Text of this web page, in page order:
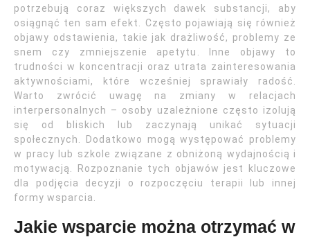
potrzebują coraz większych dawek substancji, aby
osiągnąć ten sam efekt. Często pojawiają się również
objawy odstawienia, takie jak drażliwość, problemy ze
snem czy zmniejszenie apetytu. Inne objawy to
trudności w koncentracji oraz utrata zainteresowania
aktywnościami, które wcześniej sprawiały radość.
Warto zwrócić uwagę na zmiany w relacjach
interpersonalnych – osoby uzależnione często izolują
się od bliskich lub zaczynają unikać sytuacji
społecznych. Dodatkowo mogą występować problemy
w pracy lub szkole związane z obniżoną wydajnością i
motywacją. Rozpoznanie tych objawów jest kluczowe
dla podjęcia decyzji o rozpoczęciu terapii lub innej
formy wsparcia.
Jakie wsparcie można otrzymać w